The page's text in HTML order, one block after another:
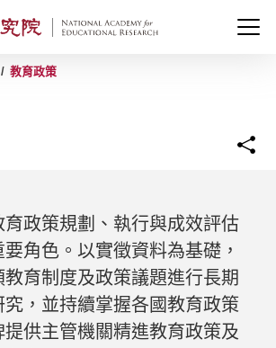
/ 教育政策
政策規劃、執行與成效評估
角色。以實徵資料為基礎，
育制度及政策議題進行長期
，並持續掌握各國教育政策
供主管機關精進教育政策及